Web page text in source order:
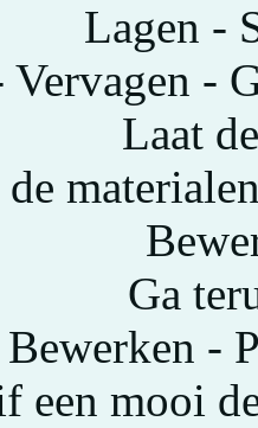
Lagen -
Vervagen -
Laat
Ga
Bewerken -
een mooi